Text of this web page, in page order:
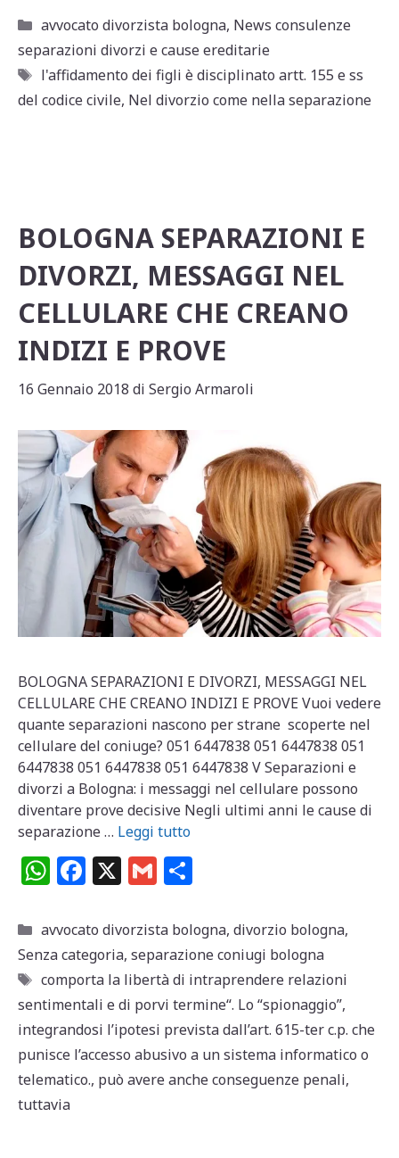
at
s
A
p
c
e
b
o
ai
l
n
di
vi
di
Categorie
avvocato divorzista bologna, News consulenze
separazioni divorzi e cause ereditarie
Tag
l'affidamento dei figli è disciplinato artt. 155 e ss
del codice civile, Nel divorzio come nella separazione
BOLOGNA SEPARAZIONI E
DIVORZI, MESSAGGI NEL
CELLULARE CHE CREANO
INDIZI E PROVE
16 Gennaio 2018 di Sergio Armaroli
BOLOGNA SEPARAZIONI E DIVORZI, MESSAGGI NEL
CELLULARE CHE CREANO INDIZI E PROVE Vuoi vedere
quante separazioni nascono per strane scoperte nel
cellulare del coniuge? 051 6447838 051 6447838 051
6447838 051 6447838 051 6447838 V Separazioni e
divorzi a Bologna: i messaggi nel cellulare possono
diventare prove decisive Negli ultimi anni le cause di
separazione … Leggi tutto
W
at
s
A
p
p
F
c
e
b
o
o
k
X G
ai
l
n
di
vi
di
Categorie
avvocato divorzista bologna, divorzio bologna,
Senza categoria, separazione coniugi bologna
Tag
comporta la libertà di intraprendere relazioni
sentimentali e di porvi termine“. Lo “spionaggio”,
integrandosi l’ipotesi prevista dall’art. 615-ter c.p. che
punisce l’accesso abusivo a un sistema informatico o
telematico., può avere anche conseguenze penali,
tuttavia